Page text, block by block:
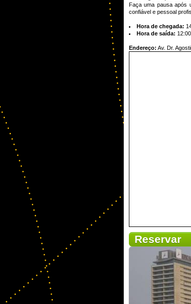
Faça uma pausa após
confiável e pessoal
Hora de chegada:
Hora de saída: 12:00
Endereço: Av. Dr.
Reservar
Pequeno-
58